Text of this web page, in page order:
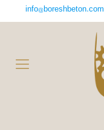
info@boreshbeton.com